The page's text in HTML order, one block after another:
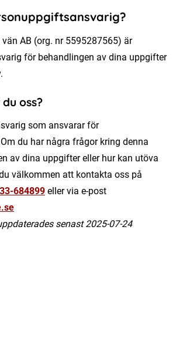
AB (org. nr 5595287565) är
för behandlingen av dina uppgifter
oss?
som ansvarar för
du har några frågor kring denna
av dina uppgifter eller hur kan utöva
välkommen att kontakta oss på
684899 eller via e-post
senast 2025-07-24